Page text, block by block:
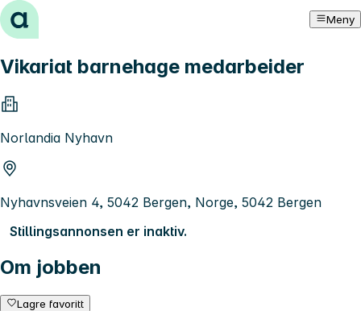
Hopp til innhold Meny
Vikariat barnehage medarbeider
Norlandia Nyhavn
Nyhavnsveien 4, 5042 Bergen, Norge, 5042 Bergen
Stillingsannonsen er inaktiv.
Om jobben
Lagre favoritt